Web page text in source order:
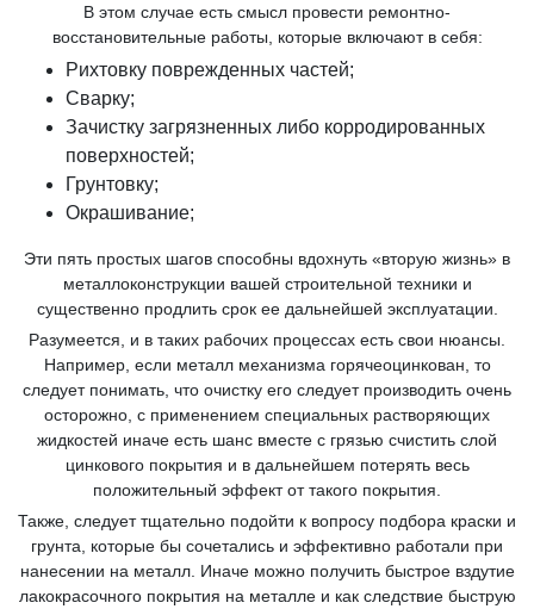
В этом случае есть смысл провести ремонтно-
восстановительные работы, которые включают в себя:
Рихтовку поврежденных частей;
Сварку;
Зачистку загрязненных либо корродированных
поверхностей;
Грунтовку;
Окрашивание;
Эти пять простых шагов способны вдохнуть «вторую жизнь» в
металлоконструкции вашей строительной техники и
существенно продлить срок ее дальнейшей эксплуатации.
Разумеется, и в таких рабочих процессах есть свои нюансы.
Например, если металл механизма горячеоцинкован, то
следует понимать, что очистку его следует производить очень
осторожно, с применением специальных растворяющих
жидкостей иначе есть шанс вместе с грязью счистить слой
цинкового покрытия и в дальнейшем потерять весь
положительный эффект от такого покрытия.
Также, следует тщательно подойти к вопросу подбора краски и
грунта, которые бы сочетались и эффективно работали при
нанесении на металл. Иначе можно получить быстрое вздутие
лакокрасочного покрытия на металле и как следствие быструю